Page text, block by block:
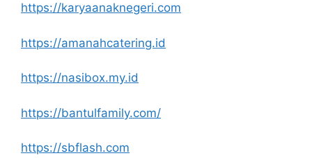
https://karyaanaknegeri.com
https://amanahcatering.id
https://nasibox.my.id
https://bantulfamily.com/
https://sbflash.com